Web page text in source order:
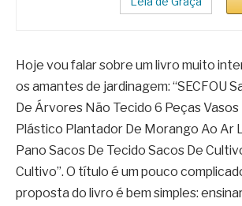
Hoje vou falar sobre um livro muito
os amantes de jardinagem: “SECFOU
De Árvores Não Tecido 6 Peças Vasos
Plástico Plantador De Morango Ao Ar
Pano Sacos De Tecido Sacos De
Cultivo”. O título é um pouco
proposta do livro é bem simples: